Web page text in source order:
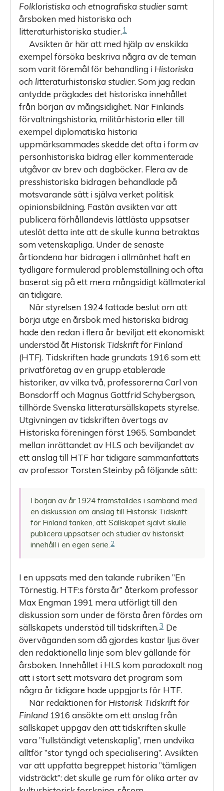
Folkloristiska och etnografiska studiersamt
årsboken med historiska och
litteraturhistoriska studier.1
Avsikten är här att med hjälp av enskilda
exempel försöka beskriva några av de teman
som varit föremål för behandling i Historiska
och litteraturhistoriska studier. Som jag redan
antydde präglades det historiska innehållet
från början av mångsidighet. När Finlands
förvaltningshistoria, militärhistoria eller till
exempel diplomatiska historia
uppmärksammades skedde det ofta i form av
personhistoriska bidrag eller kommenterade
utgåvor av brev och dagböcker. Flera av de
presshistoriska bidragen behandlade på
motsvarande sätt i själva verket politisk
opinionsbildning. Fastän avsikten var att
publicera förhållandevis lättlästa uppsatser
uteslöt detta inte att de skulle kunna betraktas
som vetenskapliga. Under de senaste
årtiondena har bidragen i allmänhet haft en
tydligare formulerad problemställning och ofta
baserat sig på ett mera mångsidigt källmaterial
än tidigare.
När styrelsen 1924 fattade beslut om att
börja utge en årsbok med historiska bidrag
hade den redan i flera år beviljat ett ekonomiskt
understöd åt Historisk Tidskrift för Finland
(HTF). Tidskriften hade grundats 1916 som ett
privatföretag av en grupp etablerade
historiker, av vilka två, professorerna Carl von
Bonsdorff och Magnus Gottfrid Schybergson,
tillhörde Svenska litteratursällskapets styrelse.
Utgivningen av tidskriften övertogs av
Historiska föreningen först 1965. Sambandet
mellan inrättandet av HLS och beviljandet av
ett anslag till HTF har tidigare sammanfattats
av professor Torsten Steinby på följande sätt:
I början av år 1924 framställdes i samband med
en diskussion om anslag till Historisk Tidskrift
för Finland tanken, att Sällskapet självt skulle
publicera uppsatser och studier av historiskt
innehåll i en egen serie.2
I en uppsats med den talande rubriken ”En
Törnestig. HTF:s första år” återkom professor
Max Engman 1991 mera utförligt till den
diskussion som under de första åren fördes om
sällskapets understöd till tidskriften.3 De
överväganden som då gjordes kastar ljus över
den redaktionella linje som blev gällande för
årsboken. Innehållet i HLS kom paradoxalt nog
att i stort sett motsvara det program som
några år tidigare hade uppgjorts för HTF.
När redaktionen för Historisk Tidskrift för
Finland 1916 ansökte om ett anslag från
sällskapet uppgav den att tidskriften skulle
vara ”fullständigt vetenskaplig”, men undvika
alltför ”stor tyngd och specialisering”. Avsikten
var att uppfatta begreppet historia ”tämligen
vidsträckt”: det skulle ge rum för olika arter av